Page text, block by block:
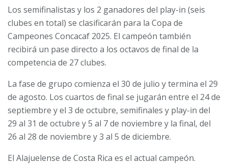
Los semifinalistas y los 2 ganadores del play-in (seis
clubes en total) se clasificarán para la Copa de
Campeones Concacaf 2025. El campeón también
recibirá un pase directo a los octavos de final de la
competencia de 27 clubes.
La fase de grupo comienza el 30 de julio y termina el 29
de agosto. Los cuartos de final se jugarán entre el 24 de
septiembre y el 3 de octubre, semifinales y play-in del
29 al 31 de octubre y 5 al 7 de noviembre y la final, del
26 al 28 de noviembre y 3 al 5 de diciembre.
El Alajuelense de Costa Rica es el actual campeón.